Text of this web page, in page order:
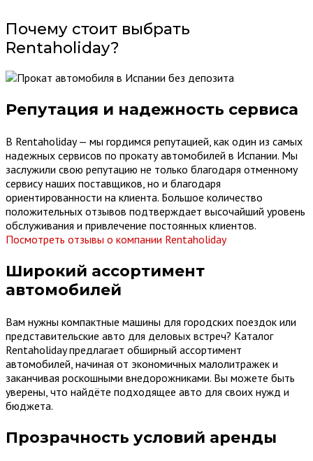
Почему стоит выбрать
Rentaholiday?
Репутация и надежность сервиса
В Rentaholiday — мы гордимся репутацией, как один из самых
надежных сервисов по прокату автомобилей в Испании. Мы
заслужили свою репутацию не только благодаря отменному
сервису наших поставщиков, но и благодаря
ориентированности на клиента. Большое количество
положительных отзывов подтверждает высочайший уровень
обслуживания и привлечение постоянных клиентов.
Посмотреть отзывы о компании Rentaholiday
Широкий ассортимент
автомобилей
Вам нужны компактные машины для городских поездок или
представительские авто для деловых встреч? Каталог
Rentaholiday предлагает обширный ассортимент
автомобилей, начиная от экономичных малолитражек и
заканчивая роскошными внедорожниками. Вы можете быть
уверены, что найдёте подходящее авто для своих нужд и
бюджета.
Прозрачность условий аренды